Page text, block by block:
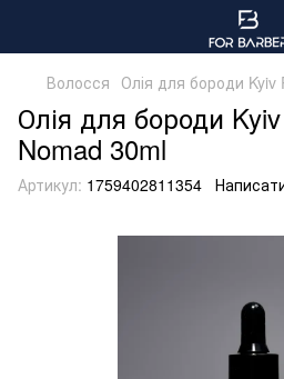
Волосся Олія для бороди
Олія для бороди
Nomad 30ml
Артикул: 1759402811354